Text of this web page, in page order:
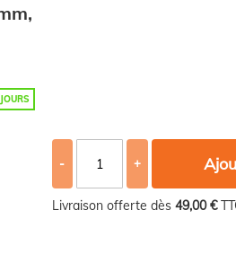
- +
Livraison offerte dès 49,00 €